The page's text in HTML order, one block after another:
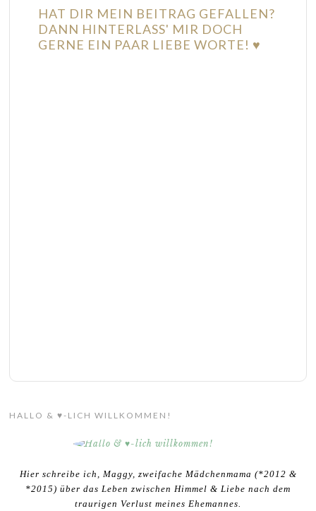
HAT DIR MEIN BEITRAG GEFALLEN?
DANN HINTERLASS' MIR DOCH
GERNE EIN PAAR LIEBE WORTE! ♥
HALLO & ♥-LICH WILLKOMMEN!
Hier schreibe ich, Maggy, zweifache Mädchenmama (*2012 &
*2015) über das Leben zwischen Himmel & Liebe nach dem
traurigen Verlust meines Ehemannes.